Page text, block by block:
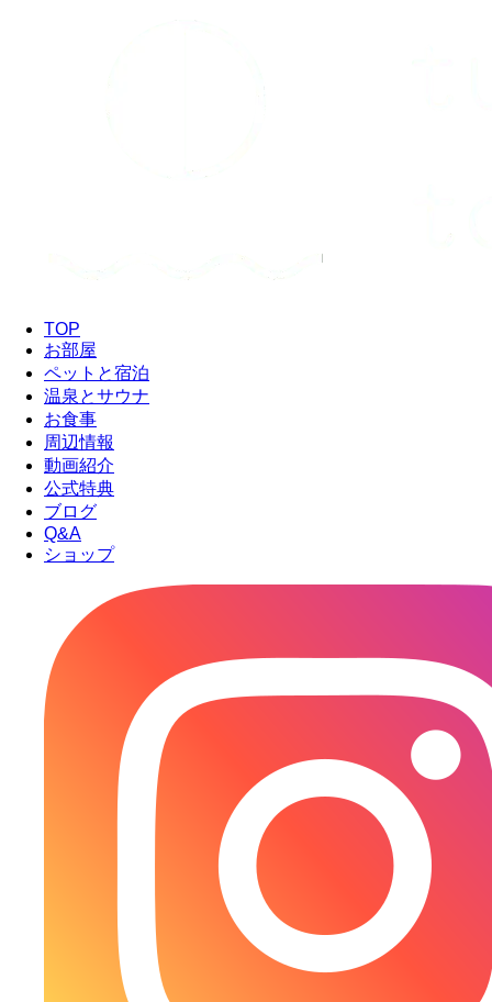
TOP
お部屋
ペットと宿泊
温泉とサウナ
お食事
周辺情報
動画紹介
公式特典
ブログ
Q&A
ショップ